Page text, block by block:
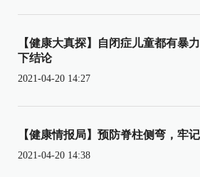
【健康大真探】自闭症儿童都有暴
下结论
2021-04-20 14:27
【健康情报局】预防脊柱侧弯，牢
2021-04-20 14:38